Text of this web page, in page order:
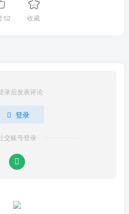
52 收藏
录后发表评论
登录
交账号登录